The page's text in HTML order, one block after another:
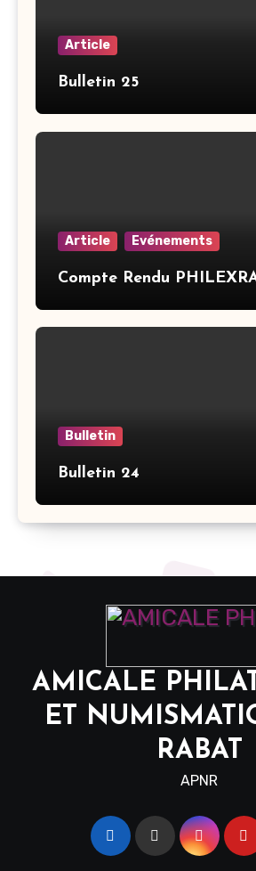
Article
Bulletin 25
Article Evénements
Compte Rendu
Bulletin
Bulletin 24
AMICALE
ET
RABAT
APNR